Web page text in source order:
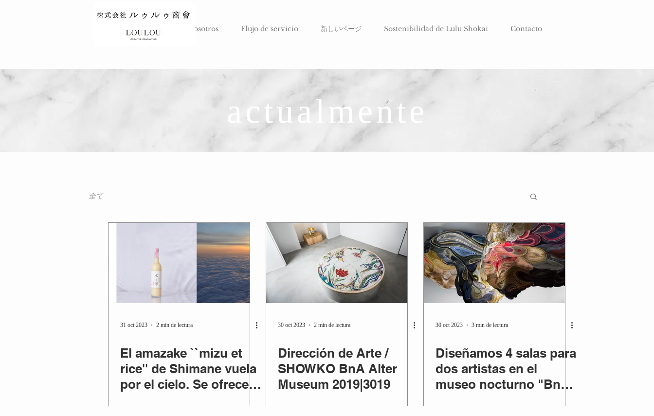
ARRIBA Sobre nosotros Flujo de servicio 新しいページ Sostenibilidad de Lulu Shokai Contacto
actualmente
全て
31 oct 2023 2 min de lectura
El amazake ``mizu et
rice'' de Shimane vuela
por el cielo. Se ofrecerá
30 oct 2023 2 min de lectura
Dirección de Arte /
SHOWKO BnA Alter
Museum 2019|3019
30 oct 2023 3 min de lectura
Diseñamos 4 salas para
dos artistas en el
museo nocturno "BnA